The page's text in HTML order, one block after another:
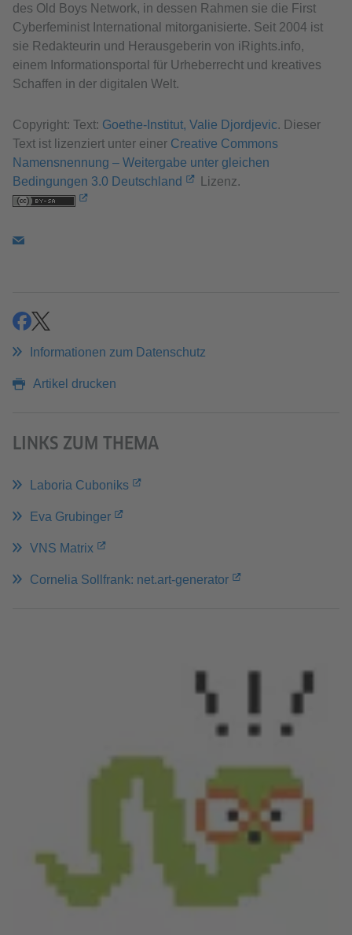
des Old Boys Network, in dessen Rahmen sie die First
Cyberfeminist International mitorganisierte. Seit 2004 ist
sie Redakteurin und Herausgeberin von iRights.info,
einem Informationsportal für Urheberrecht und kreatives
Schaffen in der digitalen Welt.
Copyright: Text: Goethe-Institut, Valie Djordjevic. Dieser
Text ist lizenziert unter einer Creative Commons
Namensnennung – Weitergabe unter gleichen
Bedingungen 3.0 Deutschland
Lizenz.
teilenteilen
Informationen zum Datenschutz
Artikel drucken
LINKS ZUM THEMA
Laboria Cuboniks
Eva Grubinger
VNS Matrix
Cornelia Sollfrank: net.art-generator